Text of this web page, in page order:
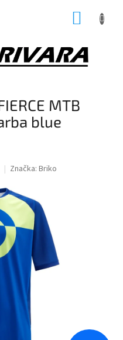
MTB
blue
Značka: Briko